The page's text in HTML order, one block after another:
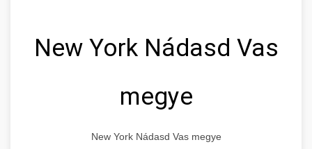
New York Nádasd Vas
megye
New York Nádasd Vas megye